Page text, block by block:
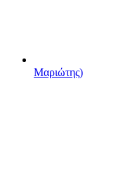
Μαριώτης)